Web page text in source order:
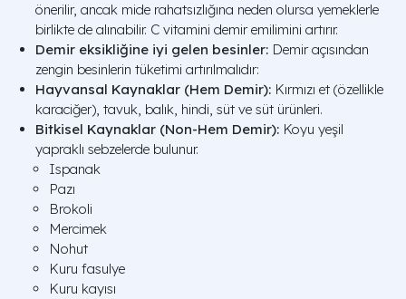
önerilir, ancak mide rahatsızlığına neden olursa yemeklerle
birlikte de alınabilir. C vitamini demir emilimini artırır.
Demir eksikliğine iyi gelen besinler: Demir açısından
zengin besinlerin tüketimi artırılmalıdır:
Hayvansal Kaynaklar (Hem Demir): Kırmızı et (özellikle
karaciğer), tavuk, balık, hindi, süt ve süt ürünleri.
Bitkisel Kaynaklar (Non-Hem Demir): Koyu yeşil
yapraklı sebzelerde bulunur.
Ispanak
Pazı
Brokoli
Mercimek
Nohut
Kuru fasulye
Kuru kayısı